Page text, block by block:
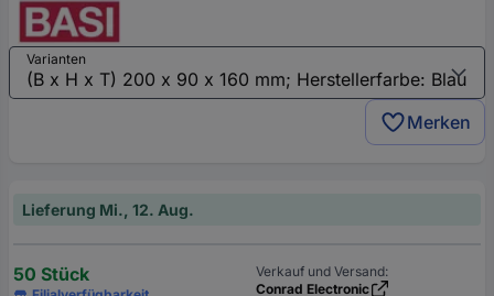
Varianten
Merken
Lieferung Mi., 12. Aug.
50 Stück
Verkauf und Versand:
Conrad Electronic